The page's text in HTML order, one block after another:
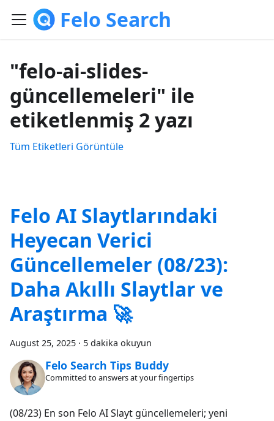
Felo Search
"felo-ai-slides-
güncellemeleri" ile
etiketlenmiş 2 yazı
Tüm Etiketleri Görüntüle
Felo AI Slaytlarındaki
Heyecan Verici
Güncellemeler (08/23):
Daha Akıllı Slaytlar ve
Araştırma 🚀
August 25, 2025 · 5 dakika okuyun
Felo Search Tips Buddy
Committed to answers at your fingertips
(08/23) En son Felo AI Slayt güncellemeleri; yeni